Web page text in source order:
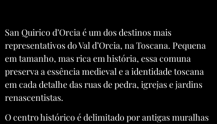
San Quirico d’Orcia é um dos destinos mais
representativos do Val d’Orcia, na Toscana. Pequena
em tamanho, mas rica em história, essa comuna
preserva a essência medieval e a identidade toscana
em cada detalhe das ruas de pedra, igrejas e jardins
renascentistas.
O centro histórico é delimitado por antigas muralhas